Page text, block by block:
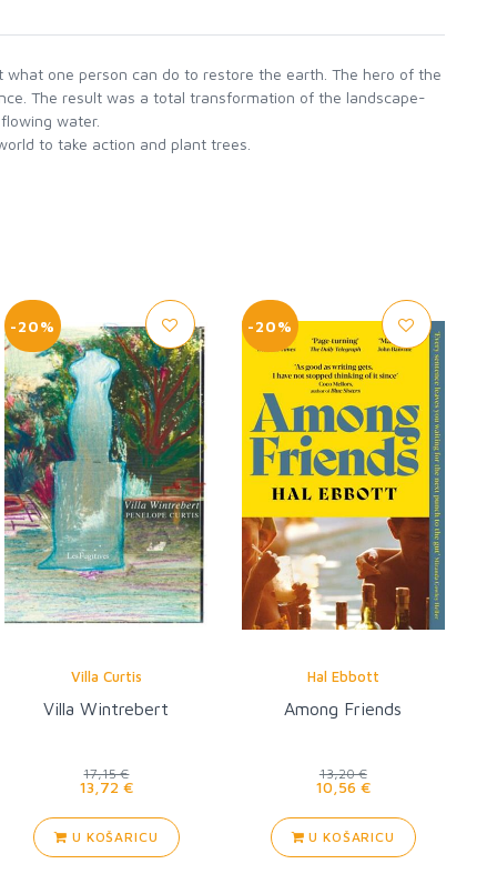
one person can do to restore the earth. The hero of the
The result was a total transformation of the landscape-
water.
-20%
Villa Curtis
Villa Wintrebert
17,15 €
13,72 €
U KOŠARICU
-20%
Hal Ebbott
Among Friends
13,20 €
10,56 €
U KOŠARICU